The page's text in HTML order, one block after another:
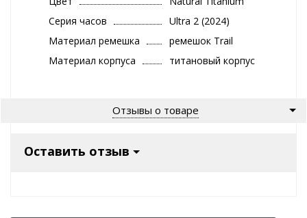
Серия часов
Ultra 2 (2024)
Материал ремешка
ремешок Trail
Материал корпуса
титановый корпус
Отзывы о товаре
Оставить отзыв